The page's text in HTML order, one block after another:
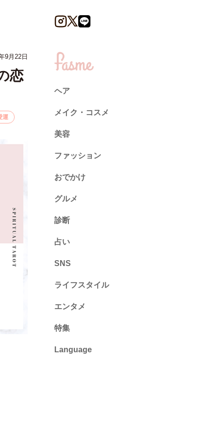
9月22日
恋
運
ヘア
メイク・コスメ
美容
ファッション
トレンド
ネイル
おでかけ
グルメ
診断
診断
占い
心理テスト
SNS
ライフスタイル
推し活
カルチャー・暮らし
エンタメ
特集
Language